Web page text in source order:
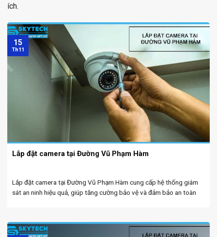
ích.
Lắp đặt camera tại Đường Vũ Phạm Hàm
Lắp đặt camera tại Đường Vũ Phạm Hàm cung cấp hệ thống giám
sát an ninh hiệu quả, giúp tăng cường bảo vệ và đảm bảo an toàn
15
Th11